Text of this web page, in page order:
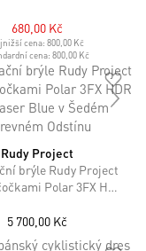
680,00 Kč
cena:800,00 Kč
cena: 800,00 Kč
Rudy Project
brýle Rudy Project
Polar 3FX HDR
Odstínu
5 700,00 Kč